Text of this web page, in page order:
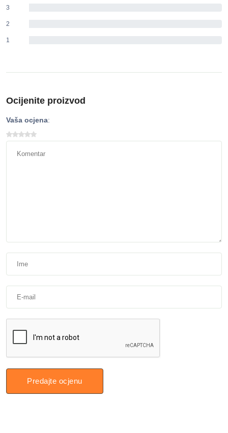
3
2
1
Ocijenite proizvod
Vaša ocjena:
Predajte ocjenu